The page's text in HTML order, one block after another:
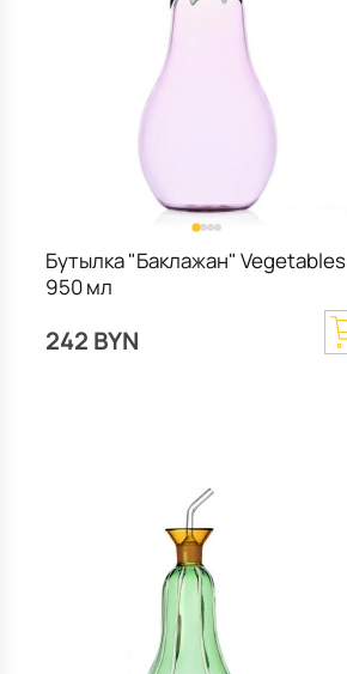
Бутылка "Баклажан" Vegetables
950 мл
242 BYN